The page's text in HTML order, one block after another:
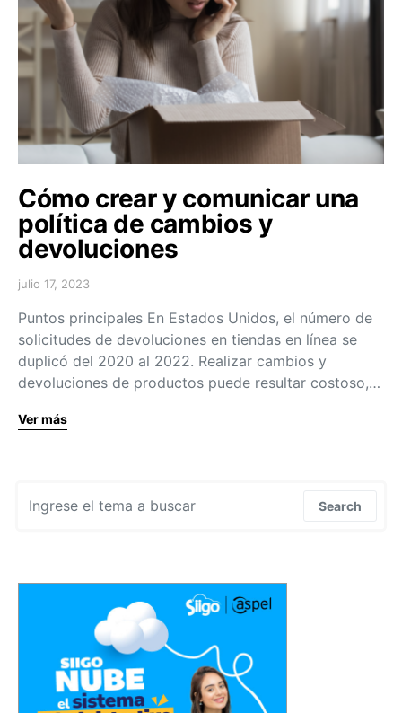
Cómo crear y comunicar una
política de cambios y
devoluciones
julio 17, 2023
Puntos principales En Estados Unidos, el número de
solicitudes de devoluciones en tiendas en línea se
duplicó del 2020 al 2022. Realizar cambios y
devoluciones de productos puede resultar costoso,…
Ver más
Search